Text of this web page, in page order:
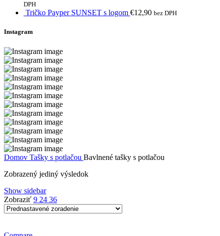
DPH
Tričko Payper SUNSET s logom €12,90 bez DPH
Instagram
Domov Tašky s potlačou Bavlnené tašky s potlačou
Zobrazený jediný výsledok
Show sidebar
Zobraziť 9 24 36